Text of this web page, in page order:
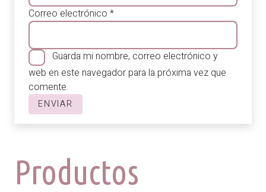
Correo electrónico *
Guarda mi nombre, correo electrónico y
web en este navegador para la próxima vez que
comente.
Productos